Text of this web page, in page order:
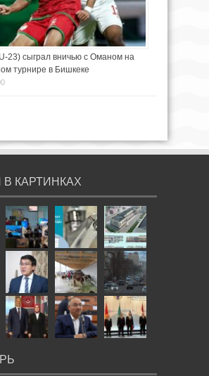
23) сыграл вничью с Оманом на
турнире в Бишкеке
КАРТИНКАХ